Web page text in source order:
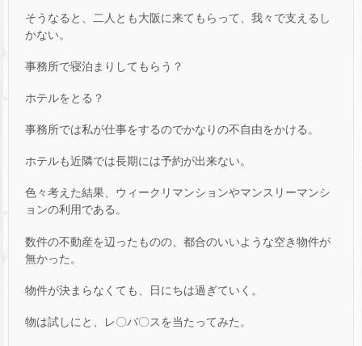
そうなると、二人とも大阪に来てもらって、我々で支えるし
かない。
事務所で寝泊まりしてもらう？
ホテルをとる？
事務所では私が仕事をするのでかなりの不自由をかける。
ホテルも近隣では長期には予約が出来ない。
色々考えた結果、ウィークリマンションやマンスリーマンシ
ョンの利用である。
数件の不動産を辺ったものの、都合のいいような空き物件が
無かった。
物件が決まらなくても、日にちは過ぎていく。
物は試しにと、レ〇パ〇スを当たってみた。